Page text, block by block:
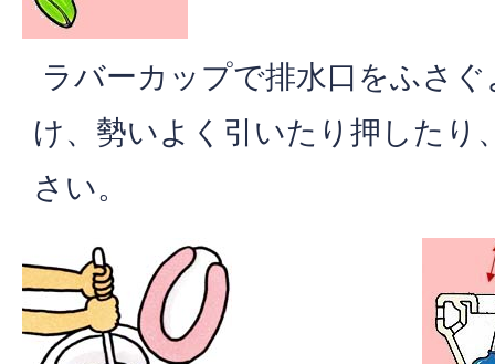
ラバーカップで排水口をふさ
け、勢いよく引いたり押したり
さい。